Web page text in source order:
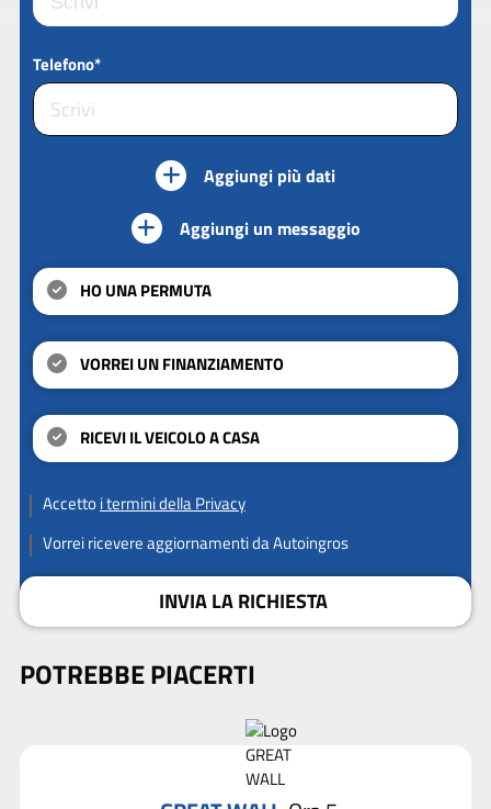
Telefono*
Aggiungi più dati
Aggiungi un messaggio
HO UNA PERMUTA
VORREI UN FINANZIAMENTO
RICEVI IL VEICOLO A CASA
Accettoi termini della Privacy
Vorrei ricevere aggiornamenti da Autoingros
INVIA LA RICHIESTA
POTREBBE PIACERTI